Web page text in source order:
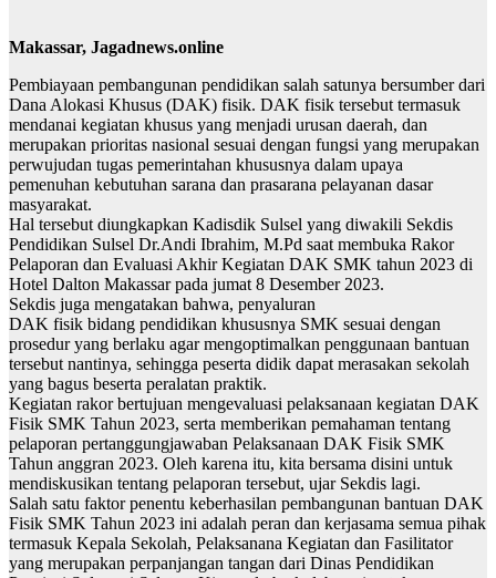
Makassar, Jagadnews.online
Pembiayaan pembangunan pendidikan salah satunya bersumber dari
Dana Alokasi Khusus (DAK) fisik. DAK fisik tersebut termasuk
mendanai kegiatan khusus yang menjadi urusan daerah, dan
merupakan prioritas nasional sesuai dengan fungsi yang merupakan
perwujudan tugas pemerintahan khususnya dalam upaya
pemenuhan kebutuhan sarana dan prasarana pelayanan dasar
masyarakat.
Hal tersebut diungkapkan Kadisdik Sulsel yang diwakili Sekdis
Pendidikan Sulsel Dr.Andi Ibrahim, M.Pd saat membuka Rakor
Pelaporan dan Evaluasi Akhir Kegiatan DAK SMK tahun 2023 di
Hotel Dalton Makassar pada jumat 8 Desember 2023.
Sekdis juga mengatakan bahwa, penyaluran
DAK fisik bidang pendidikan khususnya SMK sesuai dengan
prosedur yang berlaku agar mengoptimalkan penggunaan bantuan
tersebut nantinya, sehingga peserta didik dapat merasakan sekolah
yang bagus beserta peralatan praktik.
Kegiatan rakor bertujuan mengevaluasi pelaksanaan kegiatan DAK
Fisik SMK Tahun 2023, serta memberikan pemahaman tentang
pelaporan pertanggungjawaban Pelaksanaan DAK Fisik SMK
Tahun anggran 2023. Oleh karena itu, kita bersama disini untuk
mendiskusikan tentang pelaporan tersebut, ujar Sekdis lagi.
Salah satu faktor penentu keberhasilan pembangunan bantuan DAK
Fisik SMK Tahun 2023 ini adalah peran dan kerjasama semua pihak
termasuk Kepala Sekolah, Pelaksanana Kegiatan dan Fasilitator
yang merupakan perpanjangan tangan dari Dinas Pendidikan